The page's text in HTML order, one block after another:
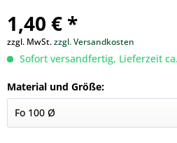
1,40 € *
zzgl. MwSt.zzgl. Versandkosten
Sofort versandfertig, Lieferzeit
Material und Größe: